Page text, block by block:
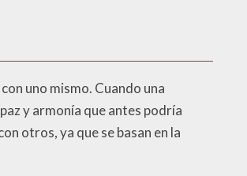
uno mismo. Cuando una
y armonía que antes podría
otros, ya que se basan en la